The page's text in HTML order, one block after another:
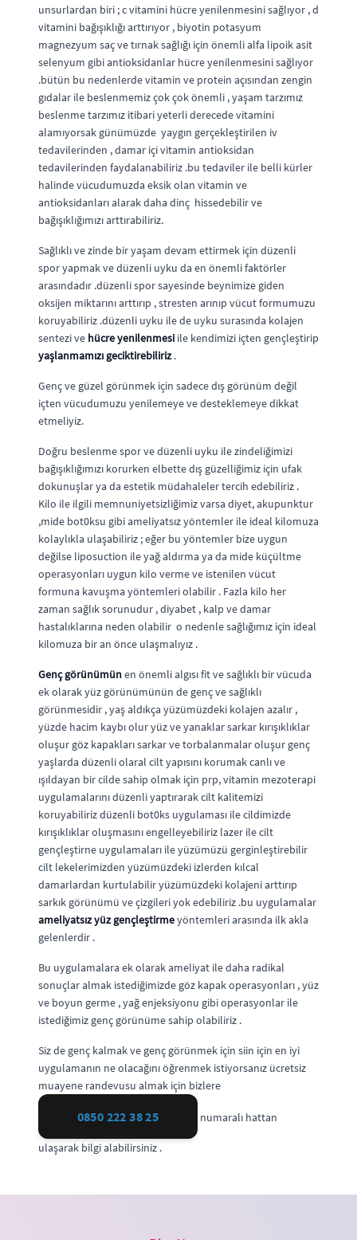
unsurlardan biri ; c vitamini hücre yenilenmesini sağlıyor , d
vitamini bağışıklığı arttırıyor , biyotin potasyum
magnezyum saç ve tırnak sağlığı için önemli alfa lipoik asit
selenyum gibi antioksidanlar hücre yenilenmesini sağlıyor
.bütün bu nedenlerde vitamin ve protein açısından zengin
gıdalar ile beslenmemiz çok çok önemli , yaşam tarzımız
beslenme tarzımız itibari yeterli derecede vitamini
alamıyorsak günümüzde yaygın gerçekleştirilen iv
tedavilerinden , damar içi vitamin antioksidan
tedavilerinden faydalanabiliriz .bu tedaviler ile belli kürler
halinde vücudumuzda eksik olan vitamin ve
antioksidanları alarak daha dinç hissedebilir ve
bağışıklığımızı arttırabiliriz.
Sağlıklı ve zinde bir yaşam devam ettirmek için düzenli
spor yapmak ve düzenli uyku da en önemli faktörler
arasındadır .düzenli spor sayesinde beynimize giden
oksijen miktarını arttırıp , stresten arınıp vücut formumuzu
koruyabiliriz .düzenli uyku ile de uyku surasında kolajen
sentezi ve hücre yenilenmesi ile kendimizi içten gençleştirip
yaşlanmamızı geciktirebiliriz.
Genç ve güzel görünmek için sadece dış görünüm değil
içten vücudumuzu yenilemeye ve desteklemeye dikkat
etmeliyiz.
Doğru beslenme spor ve düzenli uyku ile zindeliğimizi
bağışıklığımızı korurken elbette dış güzelliğimiz için ufak
dokunuşlar ya da estetik müdahaleler tercih edebiliriz .
Kilo ile ilgili memnuniyetsizliğimiz varsa diyet, akupunktur
,mide bot0ksu gibi ameliyatsız yöntemler ile ideal kilomuza
kolaylıkla ulaşabiliriz ; eğer bu yöntemler bize uygun
değilse liposuction ile yağ aldırma ya da mide küçültme
operasyonları uygun kilo verme ve istenilen vücut
formuna kavuşma yöntemleri olabilir . Fazla kilo her
zaman sağlık sorunudur , diyabet , kalp ve damar
hastalıklarına neden olabilir o nedenle sağlığımız için ideal
kilomuza bir an önce ulaşmalıyız .
Genç görünümünen önemli algısı fit ve sağlıklı bir vücuda
ek olarak yüz görünümünün de genç ve sağlıklı
görünmesidir , yaş aldıkça yüzümüzdeki kolajen azalır ,
yüzde hacim kaybı olur yüz ve yanaklar sarkar kırışıklıklar
oluşur göz kapakları sarkar ve torbalanmalar oluşur genç
yaşlarda düzenli olaral cilt yapısını korumak canlı ve
ışıldayan bir cilde sahip olmak için prp, vitamin mezoterapi
uygulamalarını düzenli yaptırarak cilt kalitemizi
koruyabiliriz düzenli bot0ks uygulaması ile cildimizde
kırışıklıklar oluşmasını engelleyebiliriz lazer ile cilt
gençleştirne uygulamaları ile yüzümüzü gerginleştirebilir
cilt lekelerimizden yüzümüzdeki izlerden kılcal
damarlardan kurtulabilir yüzümüzdeki kolajeni arttırıp
sarkık görünümü ve çizgileri yok edebiliriz .bu uygulamalar
ameliyatsız yüz gençleştirmeyöntemleri arasında ilk akla
gelenlerdir .
Bu uygulamalara ek olarak ameliyat ile daha radikal
sonuçlar almak istediğimizde göz kapak operasyonları , yüz
ve boyun germe , yağ enjeksiyonu gibi operasyonlar ile
istediğimiz genç görünüme sahip olabiliriz .
Siz de genç kalmak ve genç görünmek için siin için en iyi
uygulamanın ne olacağını öğrenmek istiyorsanız ücretsiz
muayene randevusu almak için bizlere
0850 222 38 25 numaralı hattan
ulaşarak bilgi alabilirsiniz .